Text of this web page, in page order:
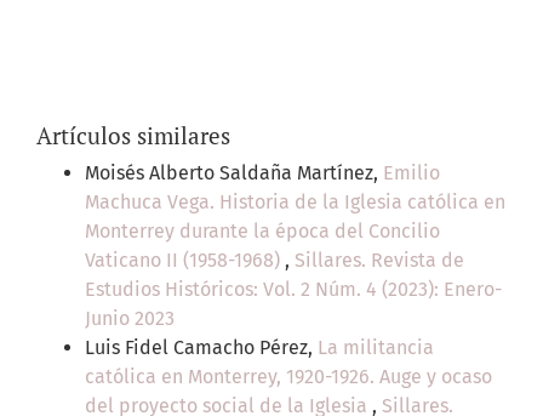
Artículos similares
Moisés Alberto Saldaña Martínez, Emilio
Machuca Vega. Historia de la Iglesia católica en
Monterrey durante la época del Concilio
Vaticano II (1958-1968) , Sillares. Revista de
Estudios Históricos: Vol. 2 Núm. 4 (2023): Enero-
Junio 2023
Luis Fidel Camacho Pérez, La militancia
católica en Monterrey, 1920-1926. Auge y ocaso
del proyecto social de la Iglesia , Sillares.